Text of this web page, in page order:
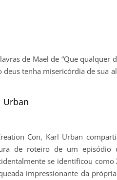
de Mael de “Que qualquer
deus tenha misericórdia de sua
Urban
Con, Karl Urban
de roteiro de um episódio
se identificou como
impressionante da